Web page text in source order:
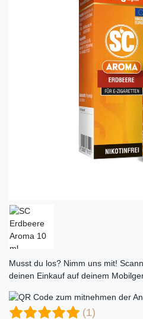
Musst du los? Nimm uns mit!
deinen Einkauf auf deinem
(1)